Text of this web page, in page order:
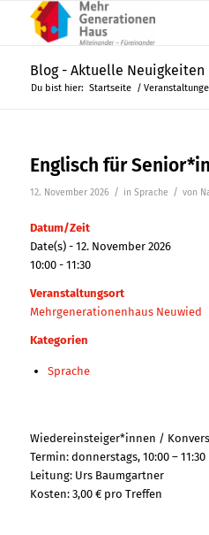
Blog - Aktuelle Neuigkeiten
Du bist hier: Startseite /
Englisch für
12. November 2026 / in Sprache / von
Datum/Zeit
Date(s) - 12. November 2026
10:00 - 11:30
Veranstaltungsort
Mehrgenerationenhaus Neuwied
Kategorien
Sprache
Wiedereinsteiger*innen /
Termin: donnerstags, 10:00 – 11:30
Leitung: Urs Baumgartner
Kosten: 3,00 € pro Treffen